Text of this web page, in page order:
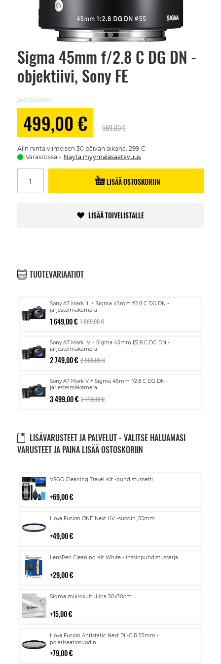
Sigma 45mm f/2.8 C DG DN -
objektiivi, Sony FE
24SO360965
499,00 € 569,00 €
Alin hinta viimeisen 30 päivän aikana: 299 €
Varastossa
Näytä myymäläsaatavuus
LISÄÄ OSTOSKORIIN
LISÄÄ TOIVELISTALLE
TUOTEVARIAATIOT
Sony A7 Mark III + Sigma 45mm f/2.8 C DG DN -
järjestelmäkamera
1 649,00 € 1 869,00 €
Sony A7 Mark IV + Sigma 45mm f/2.8 C DG DN -
järjestelmäkamera
2 749,00 € 2 968,00 €
Sony A7 Mark V + Sigma 45mm f/2.8 C DG DN -
järjestelmäkamera
3 499,00 € 3 718,00 €
LISÄVARUSTEET JA PALVELUT - VALITSE HALUAMASI
VARUSTEET JA PAINA LISÄÄ OSTOSKORIIN
VSGO Cleaning Travel Kit -puhdistussetti
69,00 €
Lisää
Hoya Fusion ONE Next UV -suodin, 55mm
49,00 €
Lisää
LensPen Cleaning Kit White -linssinpuhdistussarja
29,00 €
Lisää
Sigma mikrokuituliina 30x30cm
15,00 €
Lisää
Hoya Fusion Antistatic Next PL-CIR 55mm -
polarisaatiosuodin
79,00 €
Lisää
ostoskoriin
Skip
beginning
images
gallery